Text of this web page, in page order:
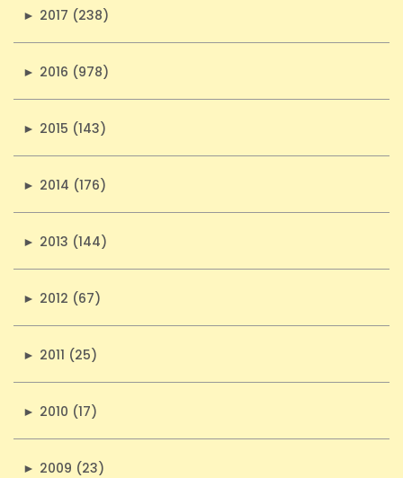
► 2017 (238)
► 2016 (978)
► 2015 (143)
► 2014 (176)
► 2013 (144)
► 2012 (67)
► 2011 (25)
► 2010 (17)
► 2009 (23)